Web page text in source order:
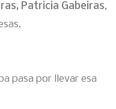
Patricia Gabeiras,
pasa por llevar esa